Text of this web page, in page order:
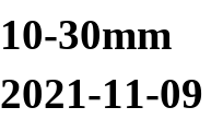
10-30mm
2021-11-09